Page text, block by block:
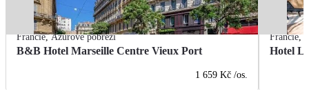
Francie,Azurové pobřeží
B&B Hotel Marseille Centre Vieux Port
1 659 Kč /os.
Francie,
Hotel